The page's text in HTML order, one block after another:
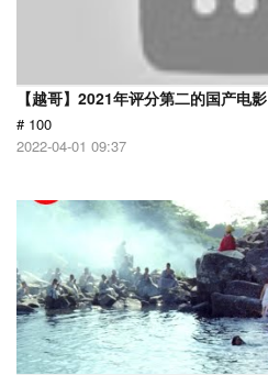
【越哥】2021年评分第二的国产电影
# 100
2022-04-01 09:37